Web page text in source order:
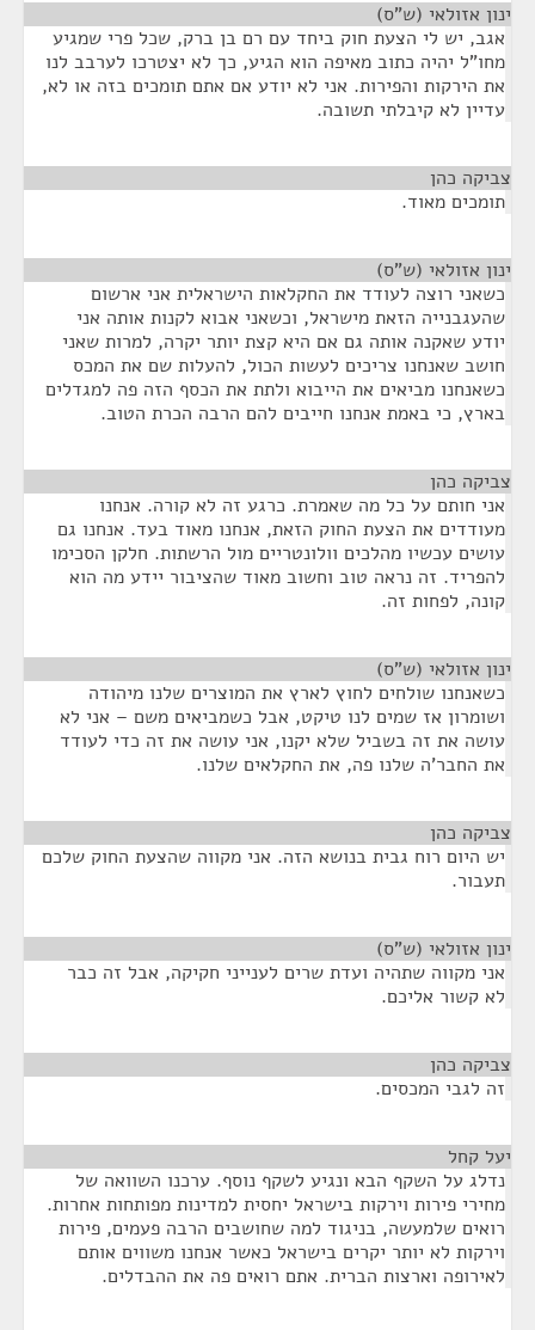
ינון אזולאי (ש"ס)
אגב, יש לי הצעת חוק ביחד עם רם בן ברק, שכל פרי שמגיע
מחו"ל יהיה כתוב מאיפה הוא הגיע, כך לא יצטרכו לערבב לנו
את הירקות והפירות. אני לא יודע אם אתם תומכים בזה או לא,
עדיין לא קיבלתי תשובה.
צביקה כהן
תומכים מאוד.
ינון אזולאי (ש"ס)
כשאני רוצה לעודד את החקלאות הישראלית אני ארשום
שהעגבנייה הזאת מישראל, וכשאני אבוא לקנות אותה אני
יודע שאקנה אותה גם אם היא קצת יותר יקרה, למרות שאני
חושב שאנחנו צריכים לעשות הכול, להעלות שם את המכס
כשאנחנו מביאים את הייבוא ולתת את הכסף הזה פה למגדלים
בארץ, כי באמת אנחנו חייבים להם הרבה הכרת הטוב.
צביקה כהן
אני חותם על כל מה שאמרת. כרגע זה לא קורה. אנחנו
מעודדים את הצעת החוק הזאת, אנחנו מאוד בעד. אנחנו גם
עושים עכשיו מהלכים וולונטריים מול הרשתות. חלקן הסכימו
להפריד. זה נראה טוב וחשוב מאוד שהציבור יידע מה הוא
קונה, לפחות זה.
ינון אזולאי (ש"ס)
כשאנחנו שולחים לחוץ לארץ את המוצרים שלנו מיהודה
ושומרון אז שמים לנו טיקט, אבל כשמביאים משם – אני לא
עושה את זה בשביל שלא יקנו, אני עושה את זה כדי לעודד
את החבר'ה שלנו פה, את החקלאים שלנו.
צביקה כהן
יש היום רוח גבית בנושא הזה. אני מקווה שהצעת החוק שלכם
תעבור.
ינון אזולאי (ש"ס)
אני מקווה שתהיה ועדת שרים לענייני חקיקה, אבל זה כבר
לא קשור אליכם.
צביקה כהן
זה לגבי המכסים.
יעל קחל
נדלג על השקף הבא ונגיע לשקף נוסף. ערכנו השוואה של
מחירי פירות וירקות בישראל יחסית למדינות מפותחות אחרות.
רואים שלמעשה, בניגוד למה שחושבים הרבה פעמים, פירות
וירקות לא יותר יקרים בישראל כאשר אנחנו משווים אותם
לאירופה וארצות הברית. אתם רואים פה את ההבדלים.